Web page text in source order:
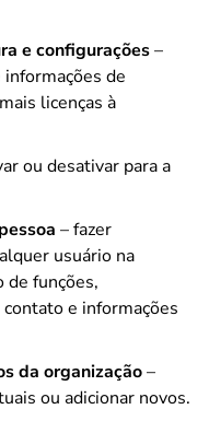
e configurações–
de
licenças à
ou desativar para a
– fazer
usuário na
de funções,
e informações
da organização–
ou adicionar novos.